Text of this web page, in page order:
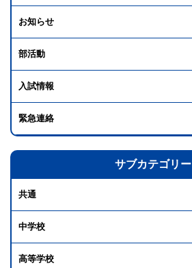
お知らせ
部活動
入試情報
緊急連絡
サブカテゴリー
共通
中学校
高等学校